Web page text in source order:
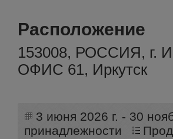
Расположение
153008, РОССИЯ,
ОФИС 61, Иркутск
3 июня 2026 г. - 30
принадлежности